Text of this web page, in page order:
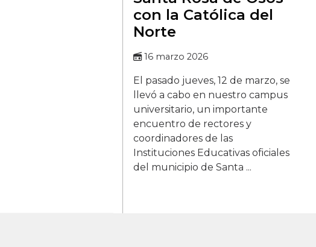
con la Católica del
Norte
16 marzo 2026
El pasado jueves, 12 de marzo, se
llevó a cabo en nuestro campus
universitario, un importante
encuentro de rectores y
coordinadores de las
Instituciones Educativas oficiales
del municipio de Santa ...